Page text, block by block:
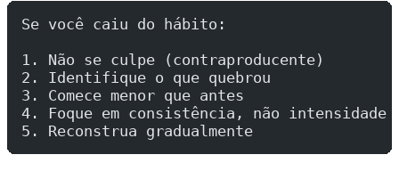
Se você caiu do hábito:
1. Não se culpe (contraproducente)
2. Identifique o que quebrou
3. Comece menor que antes
4. Foque em consistência, não intensidade
5. Reconstrua gradualmente